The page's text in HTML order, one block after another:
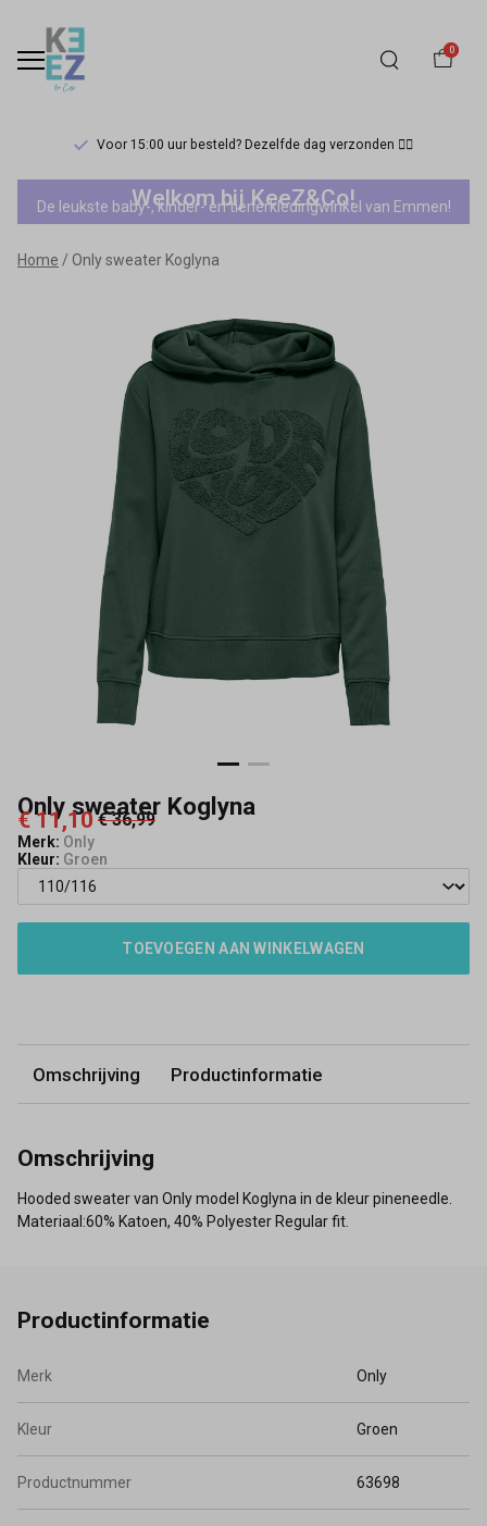
0
Voor 15:00 uur besteld? Dezelfde dag verzonden 🏃‍♀️
Only
sweater
Koglyna
Keez&Co
Welkom bij KeeZ&Co!
De leukste baby-, kinder- en tienerkledingwinkel van Emmen!
Home Only sweater Koglyna
Only sweater Koglyna
€ 11,10 € 36,99
Merk: Only
Kleur: Groen
TOEVOEGEN AAN WINKELWAGEN
Omschrijving Productinformatie
Omschrijving
Hooded sweater van Only model Koglyna in de kleur pineneedle.
Materiaal:60% Katoen, 40% Polyester Regular fit.
Productinformatie
Merk Only
Kleur Groen
Productnummer 63698